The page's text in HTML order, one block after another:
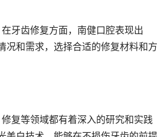
况和需求，选择合适的修复材料和方